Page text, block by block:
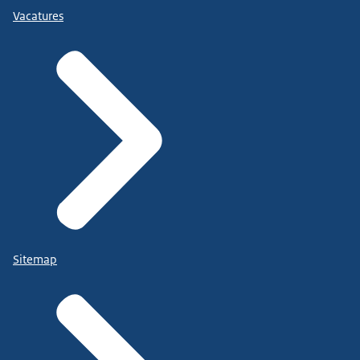
Vacatures
Sitemap